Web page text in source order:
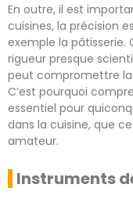
En outre, il est
cuisines, la précision
exemple la
rigueur presque
peut compromettre la
C’est pourquoi
essentiel pour
dans la cuisine, que
amateur.
Instruments